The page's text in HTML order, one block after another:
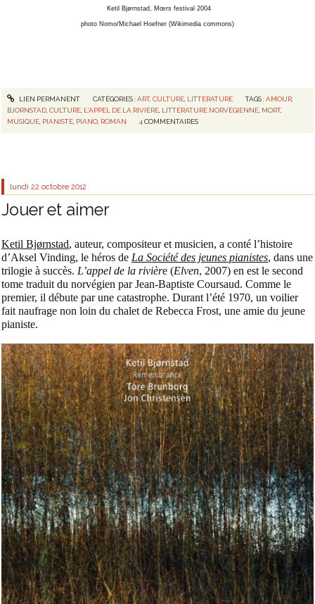
Ketil Bjørnstad, Mœrs festival 2004
photo Nomo/Michael Hoefner (Wikimedia commons)
LIEN PERMANENT CATÉGORIES :ART, CULTURE, LITTÉRATURE TAGS :AMOUR
BJORNSTAD ,CULTURE L'APPEL DE LA RIVIÈRE LITTÉRATURE NORVÉGIENNE MORT,
MUSIQUE PIANISTE PIANO ROMAN 4 COMMENTAIRES
lundi 22 octobre 2012
Jouer et aimer
Ketil Bjørnstad, auteur, compositeur et musicien, a conté l’histoire
d’Aksel Vinding, le héros de La Société des jeunes pianistes, dans une
trilogie à succès. L’appel de la rivière (Elven, 2007) en est le second
tome traduit du norvégien par Jean-Baptiste Coursaud. Comme le
premier, il débute par une catastrophe. Durant l’été 1970, un voilier
fait naufrage non loin du chalet de Rebecca Frost, une amie du jeune
pianiste.